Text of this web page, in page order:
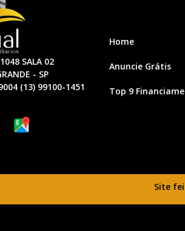
SALA 02
- SP
(13) 99100-1451
Home
Anuncie Grátis
Top 9
Site